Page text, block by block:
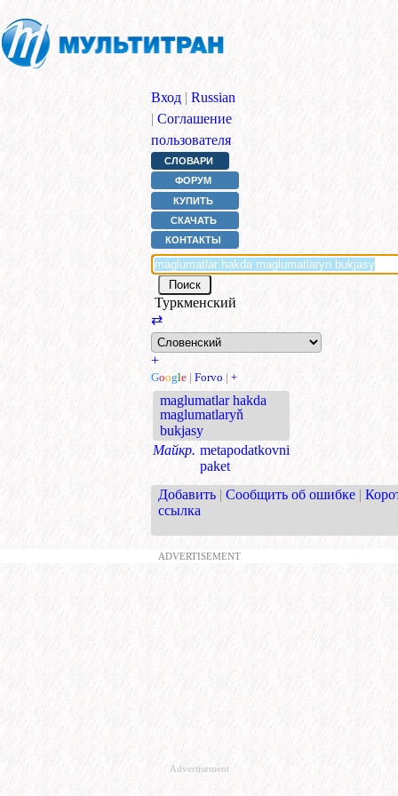
Вход | Russian
| Соглашение
пользователя
СЛОВАРИ
ФОРУМ
КУПИТЬ
СКАЧАТЬ
КОНТАКТЫ
Туркменский
⇄
+
Google | Forvo | +
maglumatlar hakda
maglumatlaryň
bukjasy
Майкр. metapodatkovni
paket
Добавить | Сообщить об ошибке |
ссылка
ADVERTISEMENT
Advertisement